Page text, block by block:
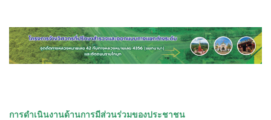
การดำเนินงานด้านการมีส่วนร่วมของประชาชน